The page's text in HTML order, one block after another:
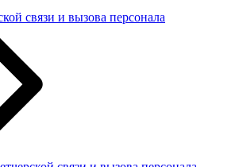
связи и вызова персонала